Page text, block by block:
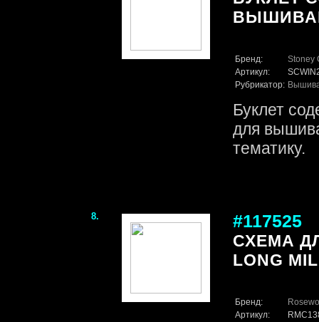
Бренд:
Stoney
Артикул:
Рубрикатор:
Буклет
для
тематику.
8. #117525
СХЕМА
LONG
Бренд:
Артикул: